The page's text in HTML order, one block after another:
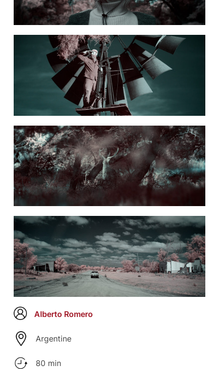
Alberto Romero
Argentine
80 min